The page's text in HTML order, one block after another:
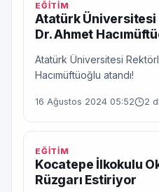
EĞİTİM
Atatürk Üniversitesi
Dr. Ahmet
Atatürk Üniversitesi
Hacımüftüoğlu atandı!
16 Ağustos 2024 05:52 2
EĞİTİM
Kocatepe İlkokulu
Rüzgarı Estiriyor